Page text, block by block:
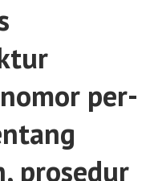
per-
prosedur